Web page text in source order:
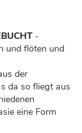
-
und flöten und
der
da so fliegt aus
eine Form